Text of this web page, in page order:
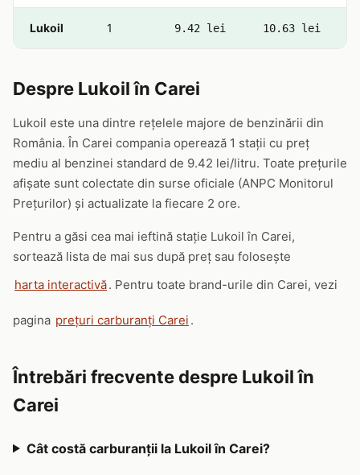
Lukoil 1 9.42 lei 10.63 lei
Despre Lukoil în Carei
Lukoil este una dintre rețelele majore de benzinării din
România. În Carei compania operează 1 stații cu preț
mediu al benzinei standard de 9.42 lei/litru. Toate prețurile
afișate sunt colectate din surse oficiale (ANPC Monitorul
Prețurilor) și actualizate la fiecare 2 ore.
Pentru a găsi cea mai ieftină stație Lukoil în Carei,
sortează lista de mai sus după preț sau folosește
harta interactivă. Pentru toate brand-urile din Carei, vezi
pagina prețuri carburanți Carei .
Întrebări frecvente despre Lukoil în
Carei
Cât costă carburanții la Lukoil în Carei?